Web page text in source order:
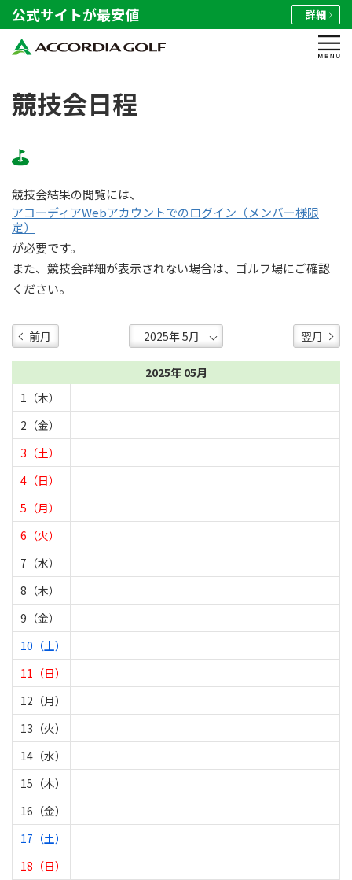
公式サイトが最安値 詳細
競技会日程
競技会結果の閲覧には、
アコーディアWebアカウントでのログイン（メンバー様限
定）
が必要です。
また、競技会詳細が表示されない場合は、ゴルフ場にご確認
ください。
前月 翌月
2025年 05月
1（木）
2（金）
3（土）
4（日）
5（月）
6（火）
7（水）
8（木）
9（金）
10（土）
11（日）
12（月）
13（火）
14（水）
15（木）
16（金）
17（土）
18（日）